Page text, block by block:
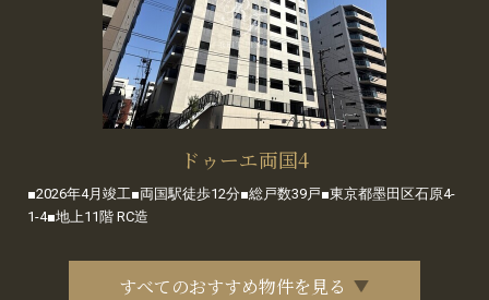
ドゥーエ両国4
■2026年4月竣工■両国駅徒歩12分■総戸数39戸■東京都墨田区石原4-
1-4■地上11階 RC造
すべてのおすすめ物件を見る